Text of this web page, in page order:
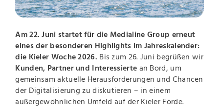
Am 22. Juni startet für die Medialine Group erneut
eines der besonderen Highlights im Jahreskalender:
die Kieler Woche 2026. Bis zum 26. Juni begrüßen wir
Kunden, Partner und Interessierte an Bord, um
gemeinsam aktuelle Herausforderungen und Chancen
der Digitalisierung zu diskutieren – in einem
außergewöhnlichen Umfeld auf der Kieler Förde.